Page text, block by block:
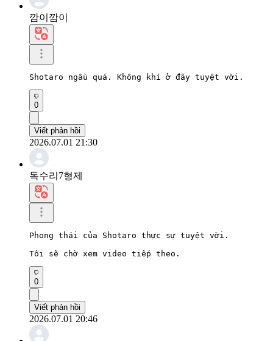
깜이깜이
Shotaro ngầu quá. Không khí ở đây tuyệt vời.
0
Viết phản hồi
2026.07.01 21:30
독수리7형제
Phong thái của Shotaro thực sự tuyệt vời.
Tôi sẽ chờ xem video tiếp theo.
0
Viết phản hồi
2026.07.01 20:46